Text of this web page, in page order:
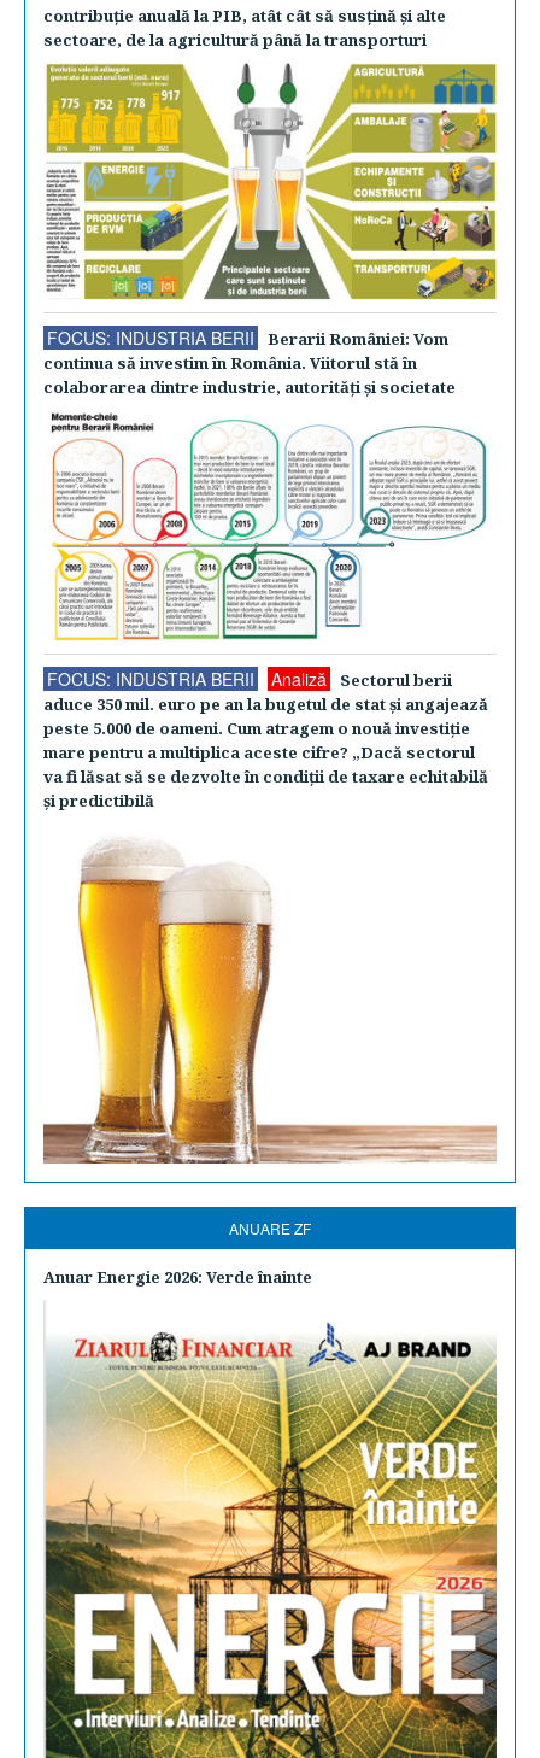
contribuţie anuală la PIB, atât cât să susţină şi alte
sectoare, de la agricultură până la transporturi
FOCUS: INDUSTRIA BERII
Berarii României: Vom
continua să investim în România. Viitorul stă în
colaborarea dintre industrie, autorităţi şi societate
FOCUS: INDUSTRIA BERII Analiză
Sectorul berii
aduce 350 mil. euro pe an la bugetul de stat şi angajează
peste 5.000 de oameni. Cum atragem o nouă investiţie
mare pentru a multiplica aceste cifre? „Dacă sectorul
va fi lăsat să se dezvolte în condiţii de taxare echitabilă
şi predictibilă
ANUARE ZF
Anuar Energie 2026: Verde înainte